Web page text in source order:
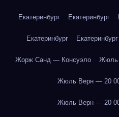
Екатеринбург Екатеринбург
Екатеринбург Екатеринбург
Жорж Санд — Консуэло Жюль
Жюль Верн — 20
Жюль Верн — 20